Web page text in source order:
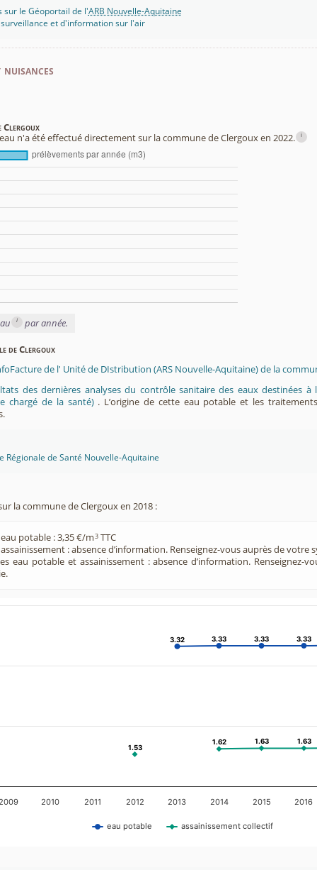
sur le Géoportail de l'ARB Nouvelle-Aquitaine
surveillance et d'information sur l'air
Clergoux
n'a été effectué directement sur la commune de Clergoux en 2022.
i
i par année.
de Clergoux
de l' Unité de DIstribution (ARS Nouvelle-Aquitaine) de la
des dernières analyses du contrôle sanitaire des eaux destinées
chargé de la santé) . L’origine de cette eau potable et les
Régionale de Santé Nouvelle-Aquitaine
la commune de Clergoux en 2018 :
potable : 3,35 €/m3 TTC
: absence d’information. Renseignez-vous auprès de votre
eau potable et assainissement : absence d’information. Renseignez-
3.32
3.32 3.33
3.33 3.33
3.33 3.33
3.33
1.53
1.53
1.62
1.62 1.63
1.63 1.63
1.63
eau potable assainissement collectif
2010 2011 2012 2013 2014 2015 2016